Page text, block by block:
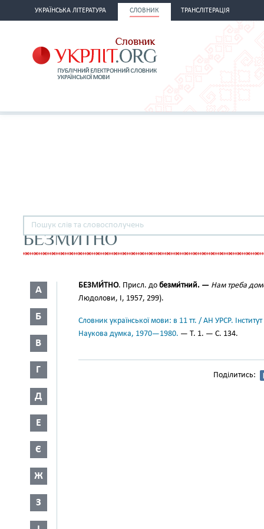
УКРАЇНСЬКА ЛІТЕРАТУРА СЛОВНИК ТРАНСЛІТЕРАЦІЯ
БЕЗМИТНО
А
Б
В
Г
Д
Е
Є
Ж
З
БЕЗМИ́ТНО. Присл. до безми́тний. — Нам треба
Людолови, І, 1957, 299).
Словник української мови: в 11 тт. / АН УРСР.
Наукова думка, 1970—1980. — Т. 1. — С. 134.
Поділитись: